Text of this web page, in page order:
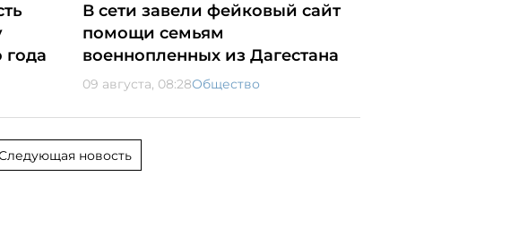
года
В сети завели фейковый сайт
помощи семьям
военнопленных из Дагестана
09 августа, 08:28Общество
новость